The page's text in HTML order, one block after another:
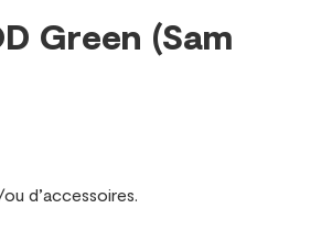
Green (Sam
d’accessoires.